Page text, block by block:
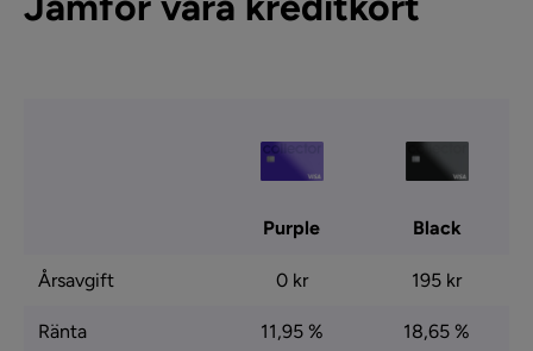
Purple Black
Årsavgift 0 kr 195 kr
Ränta 11,95 % 18,65 %